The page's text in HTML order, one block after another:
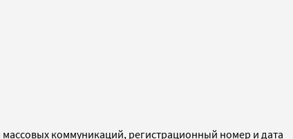
коммуникаций, регистрационный номер и дата